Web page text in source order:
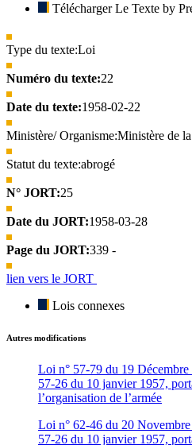
Télécharger Le Texte by
Type du texte:Loi
Numéro du texte:22
Date du texte:1958-02-22
Ministère/ Organisme:Ministère de
Statut du texte:abrogé
N° JORT:25
Date du JORT:1958-03-28
Page du JORT:339 -
lien vers le JORT
Lois connexes
Autres modifications
Loi n° 57-79 du 19
57-26 du 10 janvier 1957,
l’organisation de l’armée
Loi n° 62-46 du 20
57-26 du 10 janvier 1957,